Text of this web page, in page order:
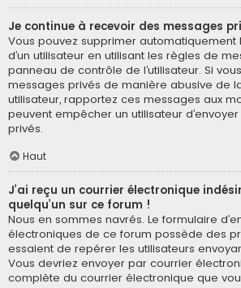
Je continue à recevoir des messages
Vous pouvez supprimer automatiquement
d’un utilisateur en utilisant les règles de
panneau de contrôle de l’utilisateur. Si
messages privés de manière abusive de
utilisateur, rapportez ces messages aux
peuvent empêcher un utilisateur
privés.
Haut
J’ai reçu un courrier électronique
quelqu’un sur ce forum !
Nous en sommes navrés. Le formulaire
électroniques de ce forum possède des
essaient de repérer les utilisateurs
Vous devriez envoyer par courrier
complète du courrier électronique que